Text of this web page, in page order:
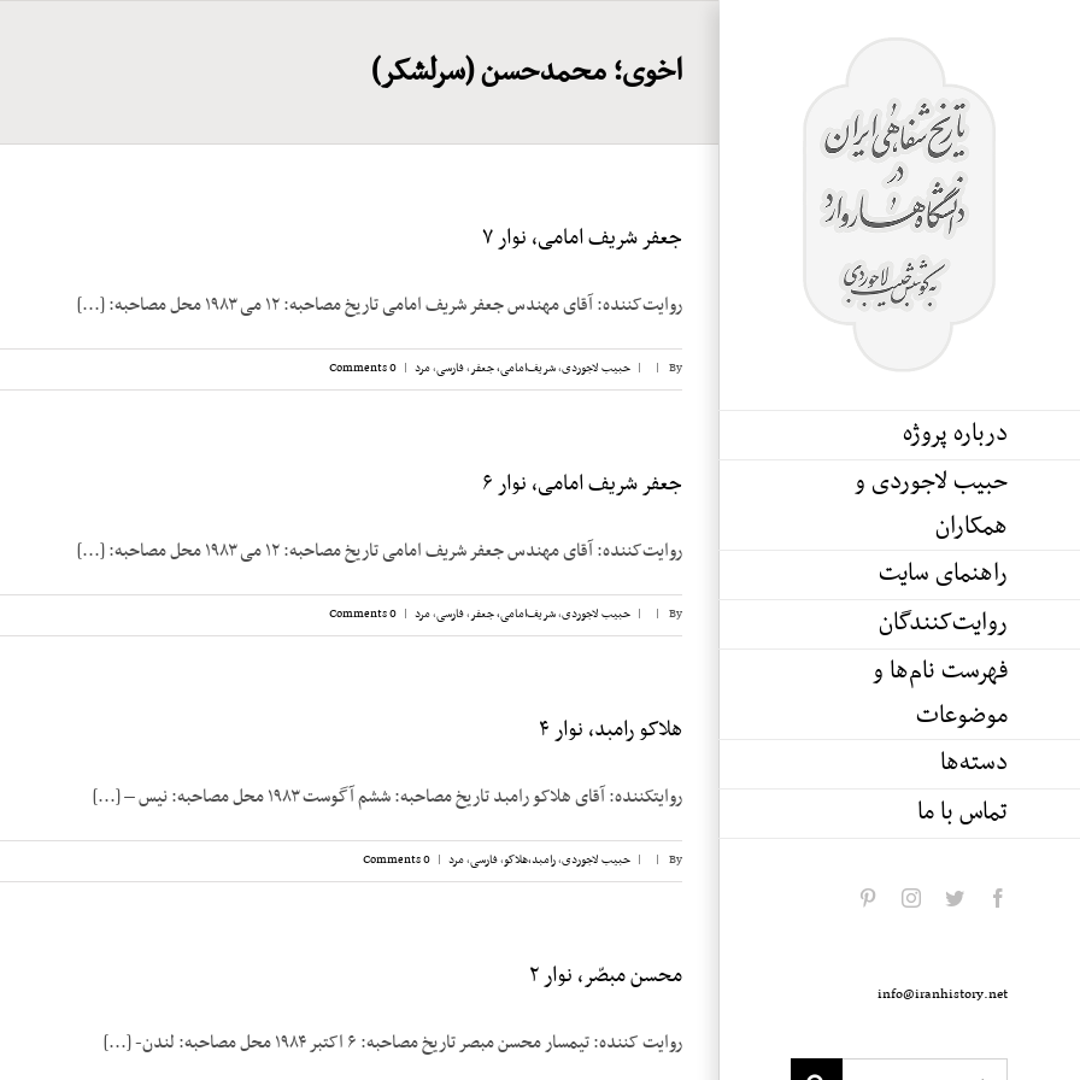
درباره پروژه
حبیب لاجوردی و
همکاران
راهنمای سایت
روایت‌کنندگان
فهرست نام‌ها و
موضوعات
دسته‌ها
تماس با ما
facebook
twitter
instagram
info@iranhistory.net
اخوی؛ محمدحسن (سرلشکر)
جعفر شریف امامی، نوار ۷
روایت‌کننده: آقای مهندس جعفر شریف امامی تاریخ مصاحبه: ۱۲ می ۱۹۸۳ محل مصاحبه: [...]
By
|
| حبیب لاجوردی,شریف‌امامی، جعفر,فارسی,مرد |
0 Comments
جعفر شریف امامی، نوار ۶
روایت‌کننده: آقای مهندس جعفر شریف امامی تاریخ مصاحبه: ۱۲ می ۱۹۸۳ محل مصاحبه: [...]
By
|
| حبیب لاجوردی,شریف‌امامی، جعفر,فارسی,مرد |
0 Comments
هلاکو رامبد، نوار ۴
روایتکننده: آقای هلاکو رامبد تاریخ مصاحبه: ششم آگوست ۱۹۸۳ محل مصاحبه: نیس – [...]
By
|
| حبیب لاجوردی,رامبد،‌هلاکو,فارسی,مرد |
0 Comments
محسن مبصّر، نوار ۲
روایت کننده: تیمسار محسن مبصر تاریخ مصاحبه: ۶ اکتبر ۱۹۸۴ محل مصاحبه: لندن- [...]